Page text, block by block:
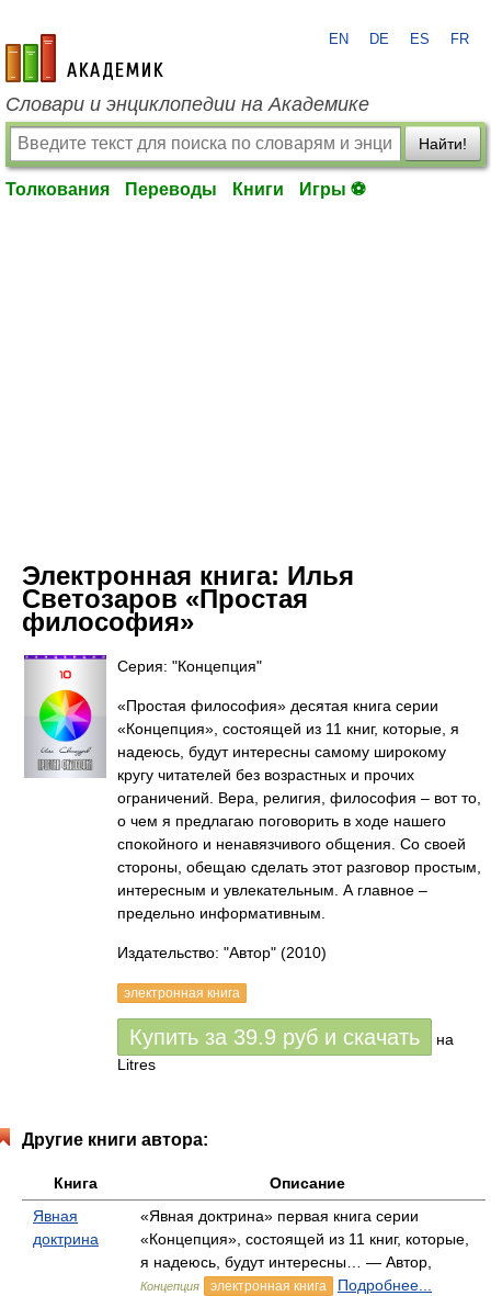
academic.ru
EN DE ES FR
Словари и энциклопедии на Академике
Найти!
Толкования Переводы Книги Игры ⚽
Электронная книга: Илья
Светозаров «Простая
философия»
Серия: "Концепция"
«Простая философия» десятая книга серии
«Концепция», состоящей из 11 книг, которые, я
надеюсь, будут интересны самому широкому
кругу читателей без возрастных и прочих
ограничений. Вера, религия, философия – вот то,
о чем я предлагаю поговорить в ходе нашего
спокойного и ненавязчивого общения. Со своей
стороны, обещаю сделать этот разговор простым,
интересным и увлекательным. А главное –
предельно информативным.
Издательство: "Автор" (2010)
электронная книга
Купить за 39.9 руб и скачать
на
Litres
Другие книги автора:
Книга
Описание
Явная
доктрина
«Явная доктрина» первая книга серии
«Концепция», состоящей из 11 книг, которые,
я надеюсь, будут интересны… — Автор,
Концепция электронная книга
Подробнее...